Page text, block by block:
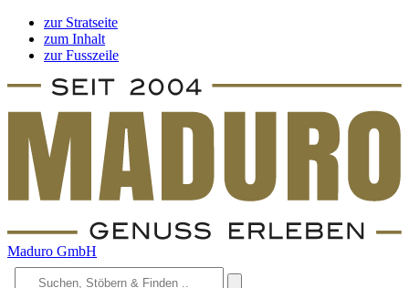
zur Stratseite
zum Inhalt
zur Fusszeile
Maduro GmbH